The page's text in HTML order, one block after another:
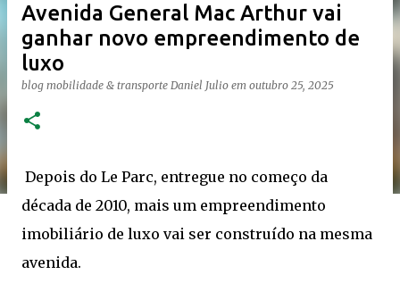
Avenida General Mac Arthur vai
ganhar novo empreendimento de
luxo
blog mobilidade & transporte Daniel Julio em outubro 25, 2025
Depois do Le Parc, entregue no começo da
década de 2010, mais um empreendimento
imobiliário de luxo vai ser construído na mesma
avenida.